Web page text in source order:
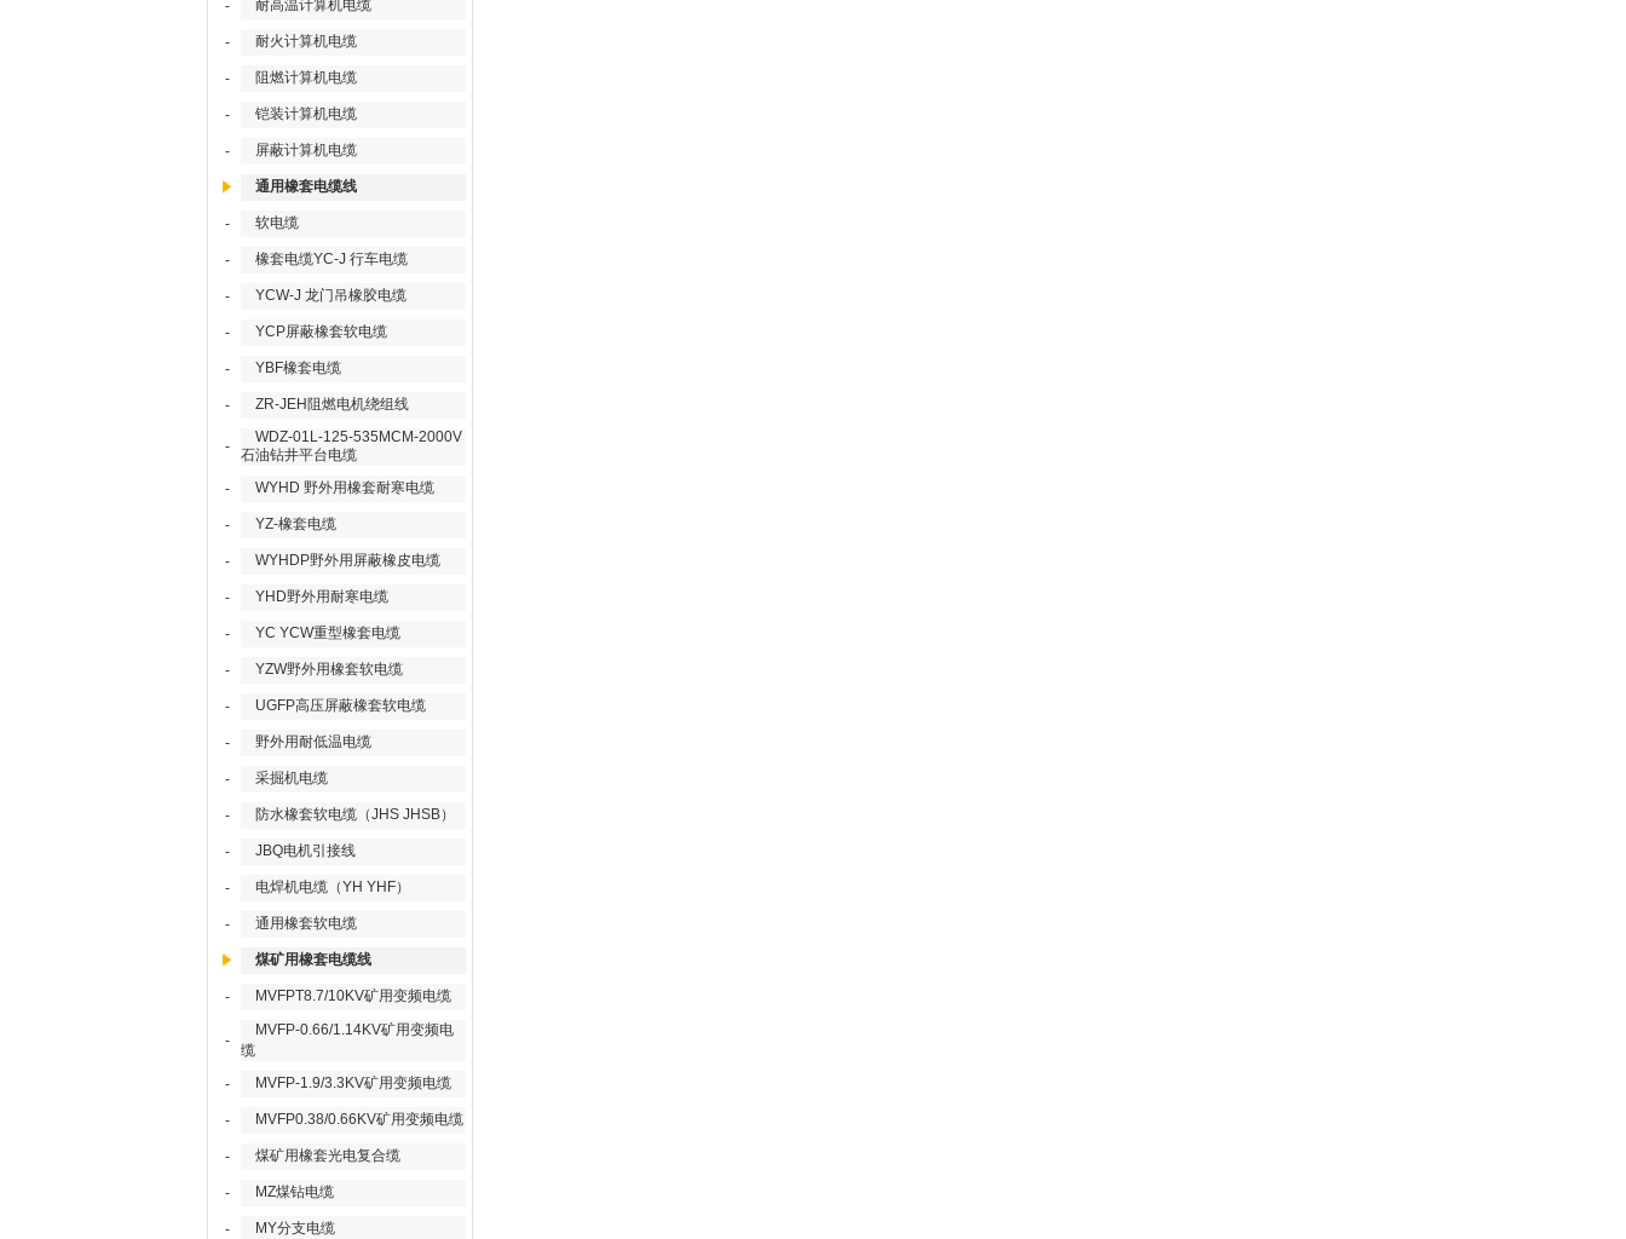
- 耐高温计算机电缆
- 耐火计算机电缆
- 阻燃计算机电缆
- 铠装计算机电缆
- 屏蔽计算机电缆
通用橡套电缆线
- 软电缆
- 橡套电缆YC-J 行车电缆
- YCW-J 龙门吊橡胶电缆
- YCP屏蔽橡套软电缆
- YBF橡套电缆
- ZR-JEH阻燃电机绕组线
-
WDZ-01L-125-535MCM-2000V
石油钻井平台电缆
-
WYHD 野外用橡套耐寒电缆
- YZ-橡套电缆
- WYHDP野外用屏蔽橡皮电缆
- YHD野外用耐寒电缆
- YC YCW重型橡套电缆
- YZW野外用橡套软电缆
- UGFP高压屏蔽橡套软电缆
- 野外用耐低温电缆
- 采掘机电缆
- 防水橡套软电缆（JHS JHSB）
- JBQ电机引接线
- 电焊机电缆（YH YHF）
- 通用橡套软电缆
煤矿用橡套电缆线
- MVFPT8.7/10KV矿用变频电缆
-
MVFP-0.66/1.14KV矿用变频电
缆
-
MVFP-1.9/3.3KV矿用变频电缆
- MVFP0.38/0.66KV矿用变频电缆
- 煤矿用橡套光电复合缆
- MZ煤钻电缆
- MY分支电缆